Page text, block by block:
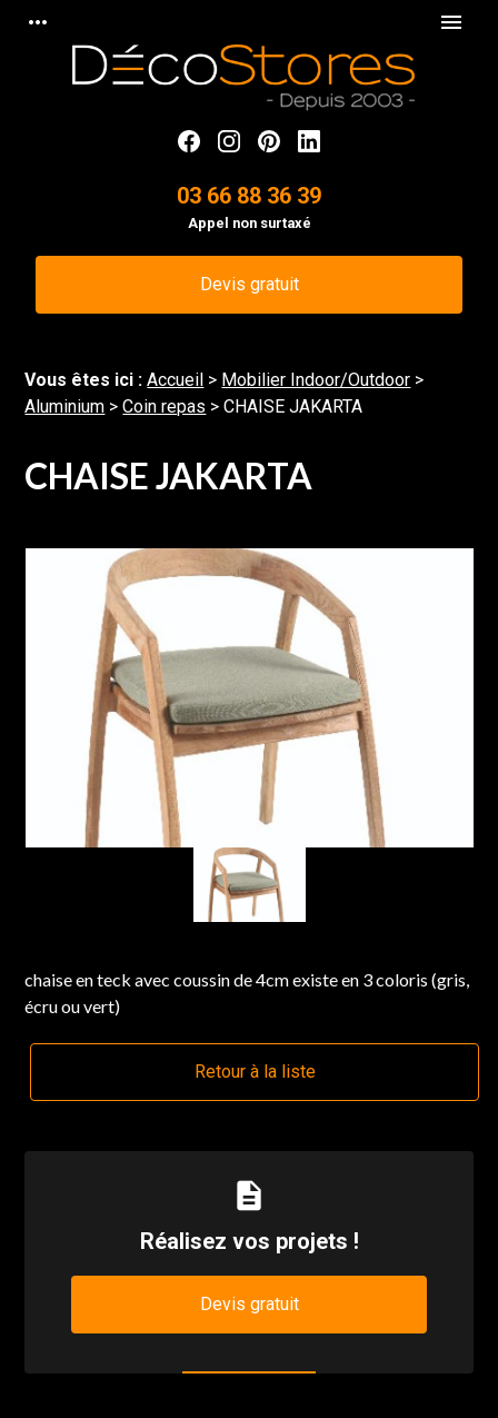
more_horiz menu
03 66 88 36 39
Appel non surtaxé
Devis gratuit
Vous êtes ici :Accueil > Mobilier Indoor/Outdoor >
Aluminium >Coin repas >CHAISE JAKARTA
CHAISE JAKARTA
chaise en teck avec coussin de 4cm existe en 3 coloris (gris,
écru ou vert)
Retour à la liste
description
Réalisez vos projets !
Devis gratuit